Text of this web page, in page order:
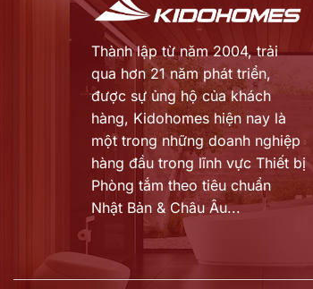
Thành lập từ năm 2004, trải
qua hơn 21 năm phát triển,
được sự ủng hộ của khách
hàng, Kidohomes hiện nay là
một trong những doanh nghiệp
hàng đầu trong lĩnh vực Thiết bị
Phòng tắm theo tiêu chuẩn
Nhật Bản & Châu Âu...